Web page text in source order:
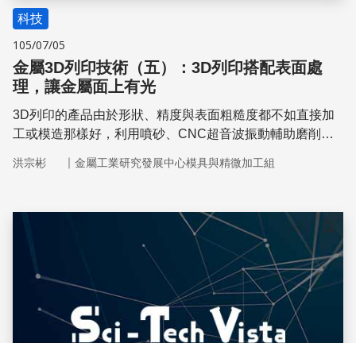
科技
105/07/05
金屬3D列印技術（五）：3D列印搭配表面處
理，讓金屬面上有光
3D列印的產品由於形狀、精度與表面粗糙度都不如直接加
工或模造那樣好，利用噴砂、CNC超音波振動輔助磨削、
面，可增加3D列印產品的品質。
洪宗彬 ｜ 金屬工業研究發展中心模具與精微加工組
儲存